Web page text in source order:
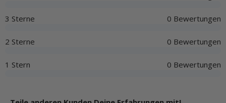
3 Sterne 0 Bewertungen
2 Sterne 0 Bewertungen
1 Stern 0 Bewertungen